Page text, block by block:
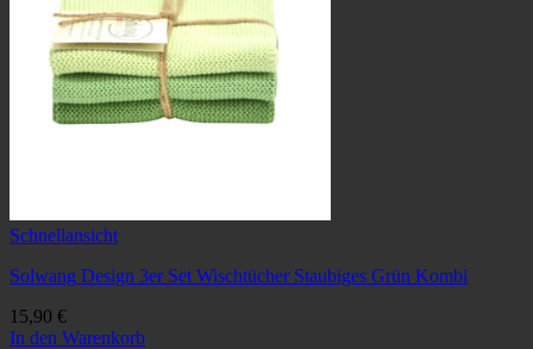
Schnellansicht
Solwang Design 3er Set Wischtücher Staubiges Grün Kombi
15,90 €
In den Warenkorb